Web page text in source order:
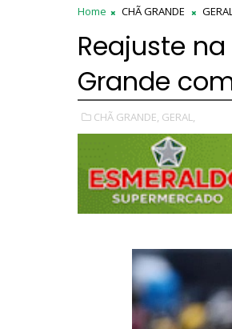
Home CHÃ GRANDE
Reajuste
Grande
CHÃ GRANDE, GERAL,